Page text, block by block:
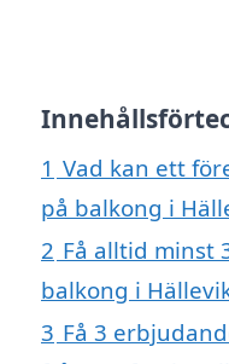
1 Vad kan ett
på balkong i
2 Få alltid minst
balkong i
3 Få 3